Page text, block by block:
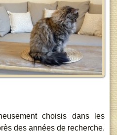
choisis dans les
des années de recherche.